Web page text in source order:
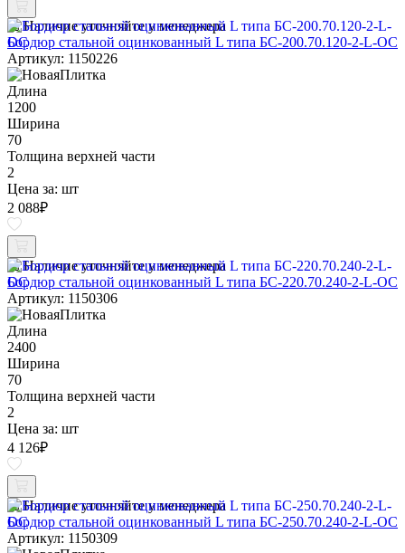
Наличие уточняйте у менеджера
Бордюр стальной оцинкованный L типа БС-200.70.120-2-L-ОС
Артикул: 1150226
Длина
1200
Ширина
70
Толщина верхней части
2
Цена за: шт
2 088₽
Наличие уточняйте у менеджера
Бордюр стальной оцинкованный L типа БС-220.70.240-2-L-ОС
Артикул: 1150306
Длина
2400
Ширина
70
Толщина верхней части
2
Цена за: шт
4 126₽
Наличие уточняйте у менеджера
Бордюр стальной оцинкованный L типа БС-250.70.240-2-L-ОС
Артикул: 1150309